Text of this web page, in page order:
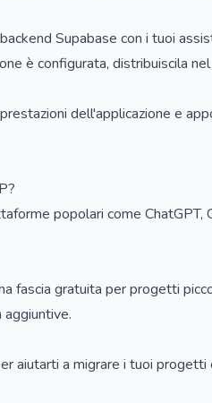
Supabase con i tuoi
è configurata, distribuiscila
dell'applicazione e
popolari come
fascia gratuita per progetti
aggiuntive.
aiutarti a migrare i tuoi